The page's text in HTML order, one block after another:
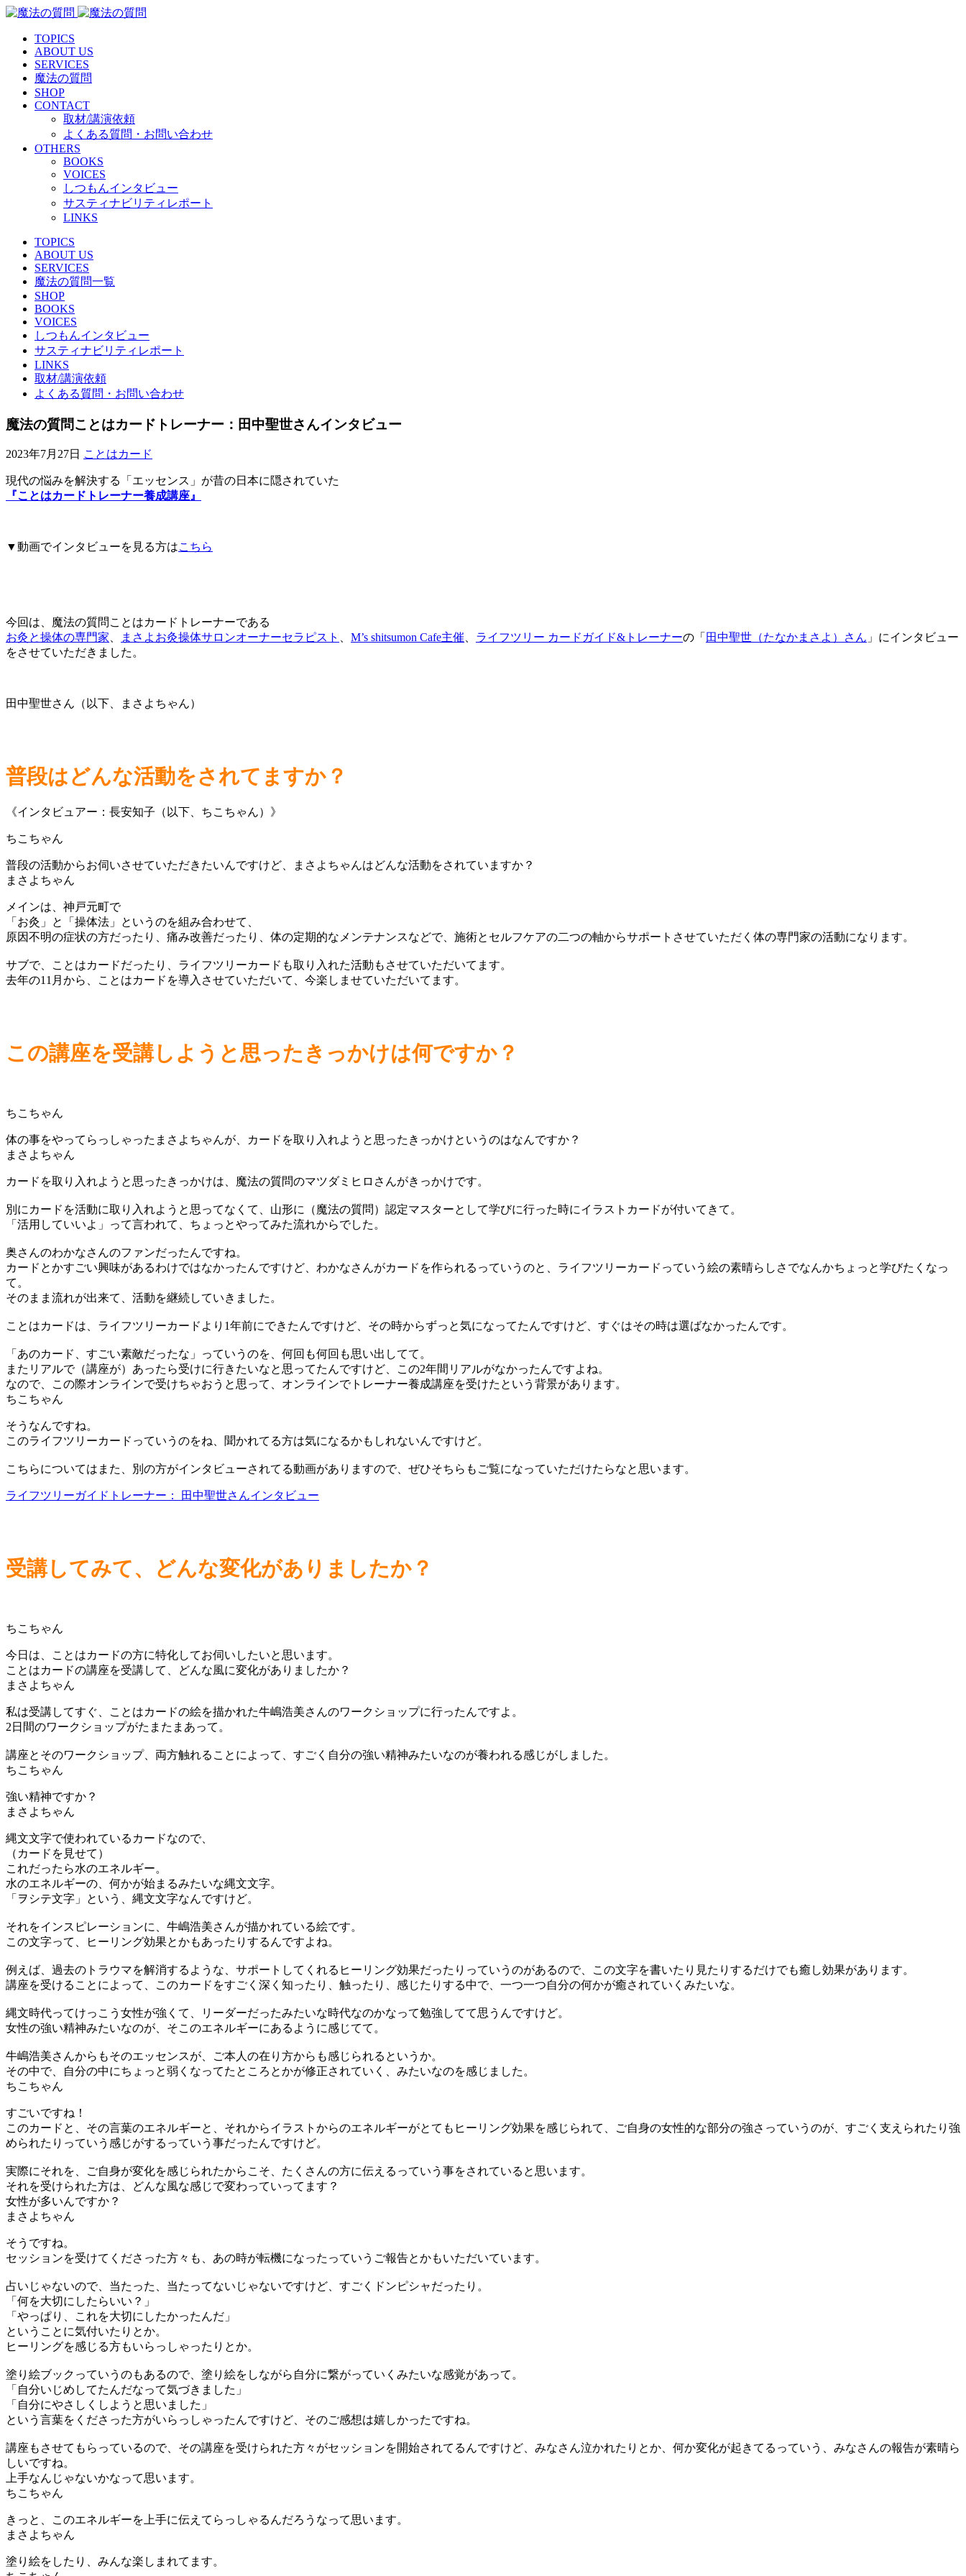
TOPICS
ABOUT US
SERVICES
魔法の質問
SHOP
CONTACT
取材/講演依頼
よくある質問・お問い合わせ
OTHERS
BOOKS
VOICES
しつもんインタビュー
サスティナビリティレポート
LINKS
TOPICS
ABOUT US
SERVICES
魔法の質問一覧
SHOP
BOOKS
VOICES
しつもんインタビュー
サスティナビリティレポート
LINKS
取材/講演依頼
よくある質問・お問い合わせ
魔法の質問ことはカードトレーナー：田中聖世さんインタビュー
2023年7月27日 ことはカード
現代の悩みを解決する「エッセンス」が昔の日本に隠されていた
『ことはカードトレーナー養成講座』
▼動画でインタビューを見る方はこちら
今回は、魔法の質問ことはカードトレーナーである
お灸と操体の専門家、 まさよお灸操体サロンオーナーセラピスト 、 M’s shitsumon Cafe主催、 ライフツリー カードガイド&トレーナーの「 田中聖世（たなかまさよ）さん 」にインタビュー
をさせていただきました。
田中聖世さん（以下、まさよちゃん）
普段はどんな活動をされてますか？
《インタビュアー：長安知子（以下、ちこちゃん）》
普段の活動からお伺いさせていただきたいんですけど、まさよちゃんはどんな活動をされていますか？
メインは、神戸元町で
「お灸」と「操体法」というのを組み合わせて、
原因不明の症状の方だったり、痛み改善だったり、体の定期的なメンテナンスなどで、施術とセルフケアの二つの軸からサポートさせていただく体の専門家の活動になります。
サブで、ことはカードだったり、ライフツリーカードも取り入れた活動もさせていただいてます。
去年の11月から、ことはカードを導入させていただいて、今楽しませていただいてます。
この講座を受講しようと思ったきっかけは何ですか？
体の事をやってらっしゃったまさよちゃんが、カードを取り入れようと思ったきっかけというのはなんですか？
カードを取り入れようと思ったきっかけは、魔法の質問のマツダミヒロさんがきっかけです。
別にカードを活動に取り入れようと思ってなくて、山形に（魔法の質問）認定マスターとして学びに行った時にイラストカードが付いてきて。
「活用していいよ」って言われて、ちょっとやってみた流れからでした。
奥さんのわかなさんのファンだったんですね。
カードとかすごい興味があるわけではなかったんですけど、わかなさんがカードを作られるっていうのと、ライフツリーカードっていう絵の素晴らしさでなんかちょっと学びたくなっ
て。
そのまま流れが出来て、活動を継続していきました。
ことはカードは、ライフツリーカードより1年前にできたんですけど、その時からずっと気になってたんですけど、すぐはその時は選ばなかったんです。
「あのカード、すごい素敵だったな」っていうのを、何回も何回も思い出してて。
またリアルで（講座が）あったら受けに行きたいなと思ってたんですけど、この2年間リアルがなかったんですよね。
なので、この際オンラインで受けちゃおうと思って、オンラインでトレーナー養成講座を受けたという背景があります。
そうなんですね。
このライフツリーカードっていうのをね、聞かれてる方は気になるかもしれないんですけど。
こちらについてはまた、別の方がインタビューされてる動画がありますので、ぜひそちらもご覧になっていただけたらなと思います。
ライフツリーガイドトレーナー： 田中聖世さんインタビュー
受講してみて、どんな変化がありましたか？
今日は、ことはカードの方に特化してお伺いしたいと思います。
ことはカードの講座を受講して、どんな風に変化がありましたか？
私は受講してすぐ、ことはカードの絵を描かれた牛嶋浩美さんのワークショップに行ったんですよ。
2日間のワークショップがたまたまあって。
講座とそのワークショップ、両方触れることによって、すごく自分の強い精神みたいなのが養われる感じがしました。
強い精神ですか？
縄文文字で使われているカードなので、
（カードを見せて）
これだったら水のエネルギー。
水のエネルギーの、何かが始まるみたいな縄文文字。
「ヲシテ文字」という、縄文文字なんですけど。
それをインスピレーションに、牛嶋浩美さんが描かれている絵です。
この文字って、ヒーリング効果とかもあったりするんですよね。
例えば、過去のトラウマを解消するような、サポートしてくれるヒーリング効果だったりっていうのがあるので、この文字を書いたり見たりするだけでも癒し効果があります。
講座を受けることによって、このカードをすごく深く知ったり、触ったり、感じたりする中で、一つ一つ自分の何かが癒されていくみたいな。
縄文時代ってけっこう女性が強くて、リーダーだったみたいな時代なのかなって勉強してて思うんですけど。
女性の強い精神みたいなのが、そこのエネルギーにあるように感じてて。
牛嶋浩美さんからもそのエッセンスが、ご本人の在り方からも感じられるというか。
その中で、自分の中にちょっと弱くなってたところとかが修正されていく、みたいなのを感じました。
すごいですね！
このカードと、その言葉のエネルギーと、それからイラストからのエネルギーがとてもヒーリング効果を感じられて、ご自身の女性的な部分の強さっていうのが、すごく支えられたり強
められたりっていう感じがするっていう事だったんですけど。
実際にそれを、ご自身が変化を感じられたからこそ、たくさんの方に伝えるっていう事をされていると思います。
それを受けられた方は、どんな風な感じで変わっていってます？
女性が多いんですか？
そうですね。
セッションを受けてくださった方々も、あの時が転機になったっていうご報告とかもいただいています。
占いじゃないので、当たった、当たってないじゃないですけど、すごくドンピシャだったり。
「何を大切にしたらいい？」
「やっぱり、これを大切にしたかったんだ」
ということに気付いたりとか。
ヒーリングを感じる方もいらっしゃったりとか。
塗り絵ブックっていうのもあるので、塗り絵をしながら自分に繋がっていくみたいな感覚があって。
「自分いじめしてたんだなって気づきました」
「自分にやさしくしようと思いました」
という言葉をくださった方がいらっしゃったんですけど、そのご感想は嬉しかったですね。
講座もさせてもらっているので、その講座を受けられた方々がセッションを開始されてるんですけど、みなさん泣かれたりとか、何か変化が起きてるっていう、みなさんの報告が素晴ら
しいですね。
上手なんじゃないかなって思います。
きっと、このエネルギーを上手に伝えてらっしゃるんだろうなって思います。
塗り絵をしたり、みんな楽しまれてます。